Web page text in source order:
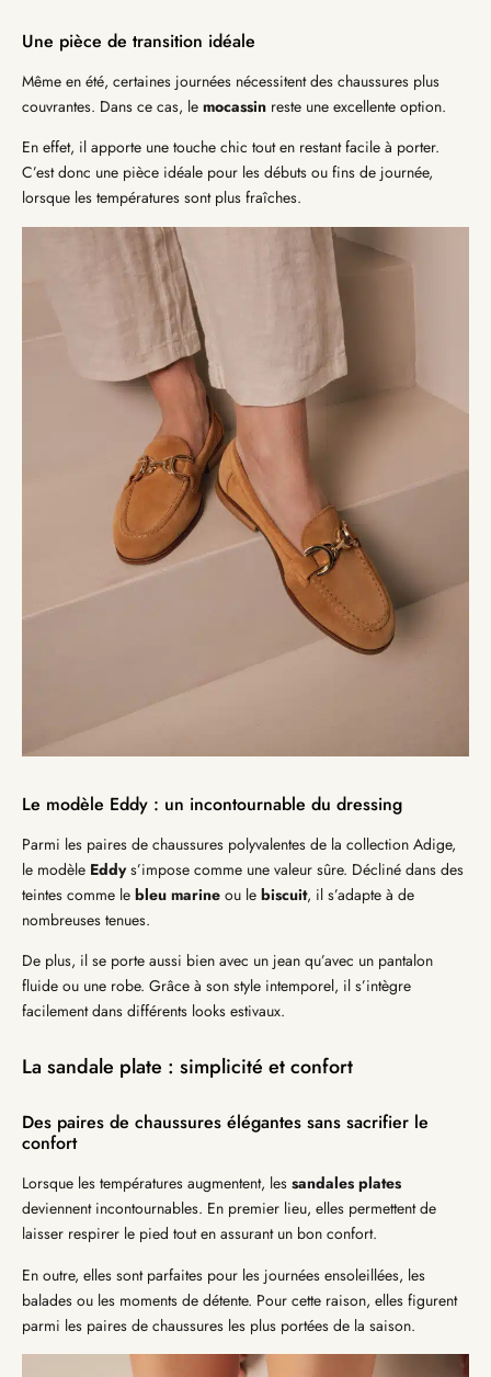
Une pièce de transition idéale
Même en été, certaines journées nécessitent des chaussures plus
couvrantes. Dans ce cas, le mocassin reste une excellente option.
En effet, il apporte une touche chic tout en restant facile à porter.
C’est donc une pièce idéale pour les débuts ou fins de journée,
lorsque les températures sont plus fraîches.
Le modèle Eddy : un incontournable du dressing
Parmi les paires de chaussures polyvalentes de la collection Adige,
le modèle Eddys’impose comme une valeur sûre. Décliné dans des
teintes comme le bleu marine ou le biscuit, il s’adapte à de
nombreuses tenues.
De plus, il se porte aussi bien avec un jean qu’avec un pantalon
fluide ou une robe. Grâce à son style intemporel, il s’intègre
facilement dans différents looks estivaux.
La sandale plate : simplicité et confort
Des paires de chaussures élégantes sans sacrifier le
confort
Lorsque les températures augmentent, les sandales plates
deviennent incontournables. En premier lieu, elles permettent de
laisser respirer le pied tout en assurant un bon confort.
En outre, elles sont parfaites pour les journées ensoleillées, les
balades ou les moments de détente. Pour cette raison, elles figurent
parmi les paires de chaussures les plus portées de la saison.